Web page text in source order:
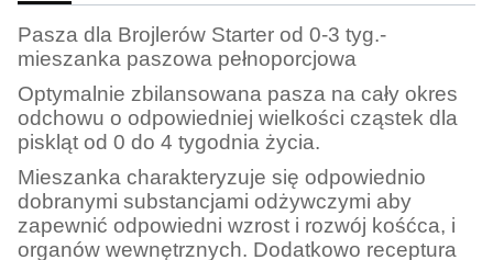
Pasza dla Brojlerów Starter od 0-3 tyg.-
mieszanka paszowa pełnoporcjowa
Optymalnie zbilansowana pasza na cały okres
odchowu o odpowiedniej wielkości cząstek dla
piskląt od 0 do 4 tygodnia życia.
Mieszanka charakteryzuje się odpowiednio
dobranymi substancjami odżywczymi aby
zapewnić odpowiedni wzrost i rozwój kośćca, i
organów wewnętrznych. Dodatkowo receptura